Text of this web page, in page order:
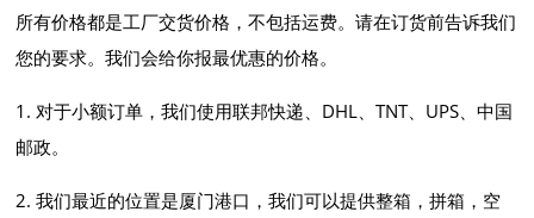
所有价格都是工厂交货价格，不包括运费。请在订货前告诉我们
您的要求。我们会给你报最优惠的价格。
1. 对于小额订单，我们使用联邦快递、DHL、TNT、UPS、中国
邮政。
2. 我们最近的位置是厦门港口，我们可以提供整箱，拼箱，空